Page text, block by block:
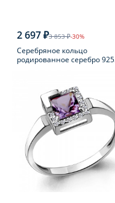
2 697 ₽3 853 ₽-30%
Серебряное кольцо
родированное серебро 925